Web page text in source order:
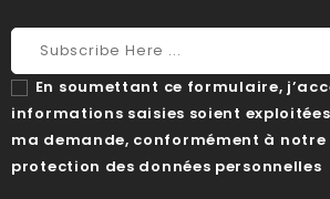
En soumettant ce formulaire,
informations saisies soient
ma demande, conformément à
protection des données personnelles